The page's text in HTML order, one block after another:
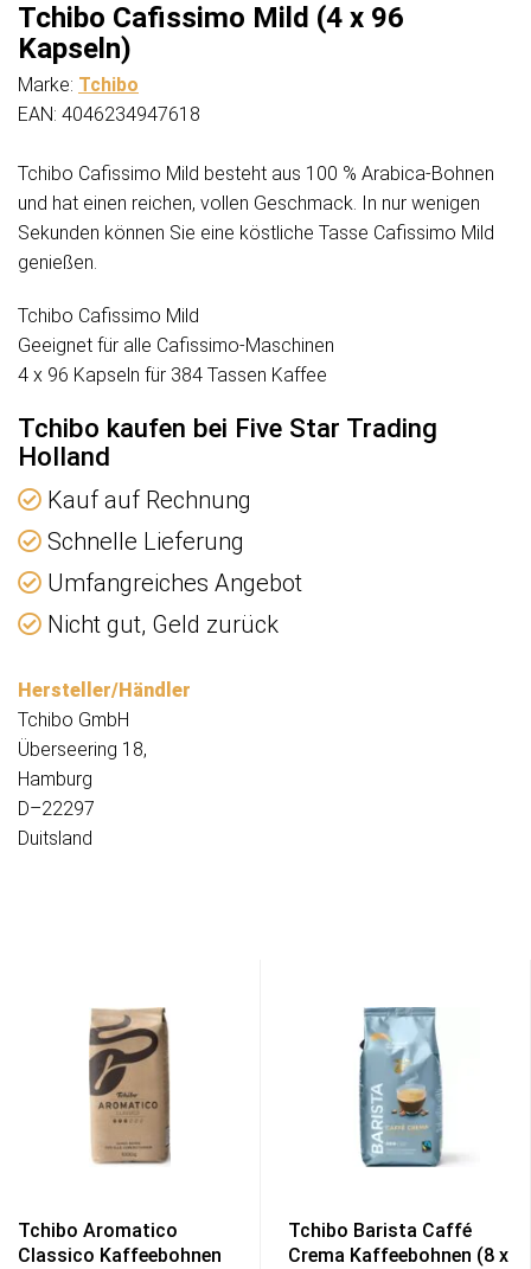
Tchibo Cafissimo Mild (4 x 96
Kapseln)
Marke: Tchibo
EAN: 4046234947618
Tchibo Cafissimo Mild besteht aus 100 % Arabica-Bohnen
und hat einen reichen, vollen Geschmack. In nur wenigen
Sekunden können Sie eine köstliche Tasse Cafissimo Mild
genießen.
Tchibo Cafissimo Mild
Geeignet für alle Cafissimo-Maschinen
4 x 96 Kapseln für 384 Tassen Kaffee
Tchibo kaufen bei Five Star Trading
Holland
Kauf auf Rechnung
Schnelle Lieferung
Umfangreiches Angebot
Nicht gut, Geld zurück
Hersteller/Händler
Tchibo GmbH
Überseering 18,
Hamburg
D–22297
Duitsland
Tchibo Aromatico
Classico Kaffeebohnen
Tchibo Barista Caffé
Crema Kaffeebohnen (8 x